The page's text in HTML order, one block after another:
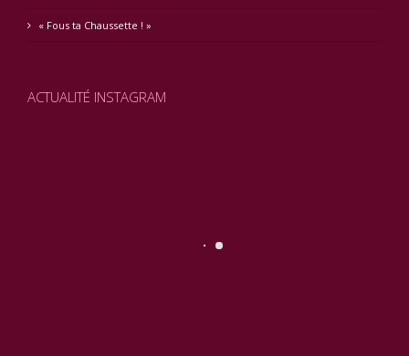
« Fous ta Chaussette ! »
ACTUALITÉ INSTAGRAM